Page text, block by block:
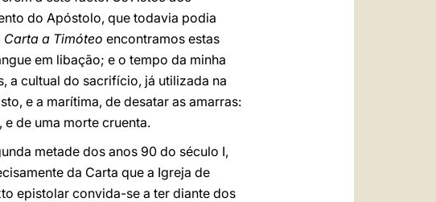
do Apóstolo, que todavia podia
Carta a Timóteo encontramos estas
em libação; e o tempo da minha
a cultual do sacrifício, já utilizada na
e a marítima, de desatar as amarras:
de uma morte cruenta.
metade dos anos 90 do século I,
da Carta que a Igreja de
epistolar convida-se a ter diante dos